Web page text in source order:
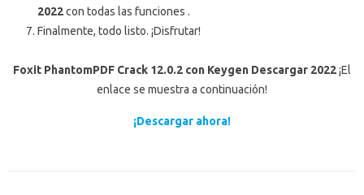
2022con todas las funciones .
Finalmente, todo listo. ¡Disfrutar!
Foxit PhantomPDF Crack 12.0.2 con Keygen Descargar 2022¡El
enlace se muestra a continuación!
¡Descargar ahora!